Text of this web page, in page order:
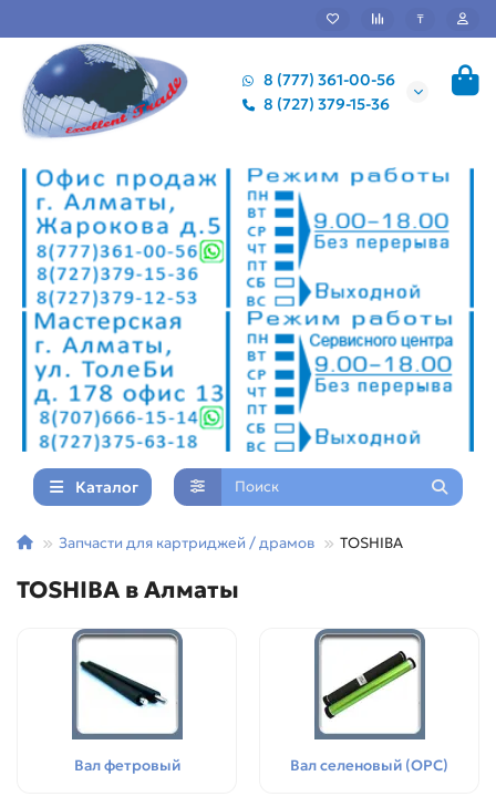
₸
8 (777) 361-00-56
8 (727) 379-15-36
Каталог
Запчасти для картриджей / драмов TOSHIBA
TOSHIBA в Алматы
Вал фетровый Вал селеновый (OPC)